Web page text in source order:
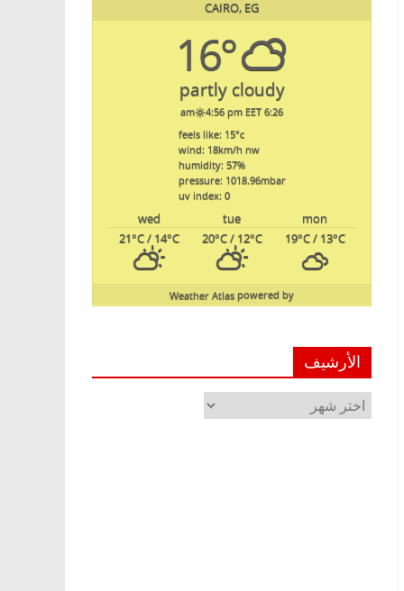
CAIRO, EG
16°
partly cloudy
6:26 am
4:56 pm EET
feels like: 15°c
wind: 18km/h nw
humidity: 57%
pressure: 1018.96mbar
uv index: 0
mon
tue
wed
19°C/ 13°C
20°C/ 12°C
21°C/ 14°C
powered by
Weather Atlas
الأرشيف
الأرشيف